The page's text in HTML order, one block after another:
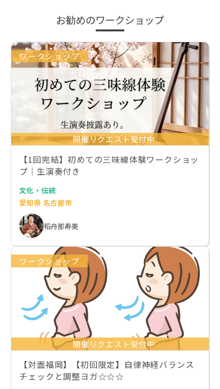
お勧めのワークショップ
ワークショップ
開催リクエスト受付中
【1回完結】初めての三味線体験ワークショッ
プ｜生演奏付き
文化・伝統
愛知県 名古屋市
稻舟那寿美
ワークショップ
開催リクエスト受付中
【対面福岡】【初回限定】自律神経バランス
チェックと調整ヨガ☆☆☆